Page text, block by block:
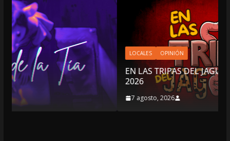
LOCALES OPINIÓN
EN LAS TRIPAS DEL JAGUAR: 07 DE AGOSTO DE
2026
7 agosto, 2026